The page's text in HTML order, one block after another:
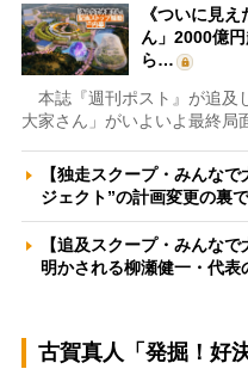
《ついに見
ん」2000億
ら…
本誌『週刊ポスト』が追及
大家さん」がいよいよ最終局
【独走スクープ・みんな
ジェクト”の計画変更の裏
【追及スクープ・みんな
明かされる柳瀬健一・代
古賀真人「発掘！好